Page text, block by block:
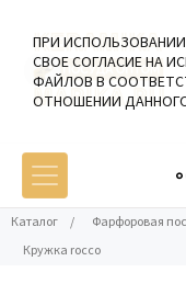
Каталог / Фарфоровая
Кружка rocco
ПРИ
СВОЕ СОГЛАСИЕ НА
ФАЙЛОВ В
ОТНОШЕНИИ